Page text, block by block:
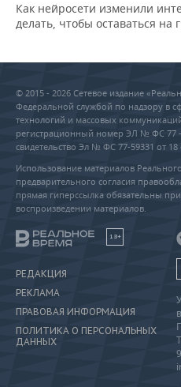
Как нейросети изменили
делать, чтобы оставаться на
© 2015 - 2026 Сетевое издание
Федеральной службой по надзору в
технологий и массовых
регистрационный номер ЭЛ № ФС 77 -
свидетельство Эл № ФС 77-59331 от 18
Использование материалов
предварительного согласия
прямая гиперссылка обязательны
воспроизведении материалов.
18+
РЕДАКЦИЯ
РЕКЛАМА
ПРАВОВАЯ ИНФОРМАЦИЯ
ПОЛИТИКА О ПЕРСОНАЛЬНЫХ
ДАННЫХ